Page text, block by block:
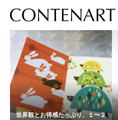
話題
世界観とお得感たっぷり、１〜２